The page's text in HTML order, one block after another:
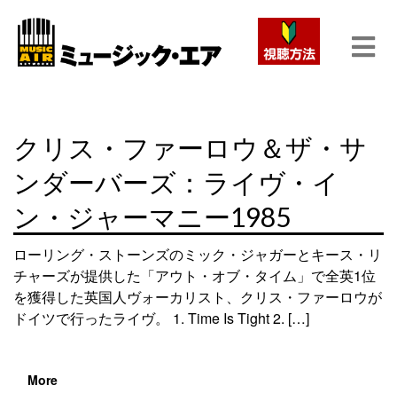
クリス・ファーロウ＆ザ・サ
ンダーバーズ：ライヴ・イ
ン・ジャーマニー1985
ローリング・ストーンズのミック・ジャガーとキース・リ
チャーズが提供した「アウト・オブ・タイム」で全英1位
を獲得した英国人ヴォーカリスト、クリス・ファーロウが
ドイツで行ったライヴ。 1. Time Is Tight 2. […]
More